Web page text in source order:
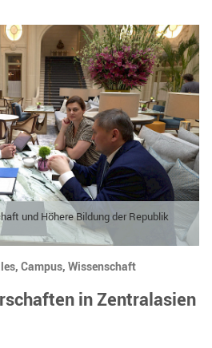
und Höhere Bildung der Republik
Campus, Wissenschaft
in Zentralasien